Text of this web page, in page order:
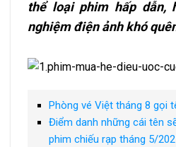
thể loại phim hấp dẫn,
nghiệm điện ảnh khó
Phòng vé Việt tháng 8 gọi
Điểm danh những cái tên
phim chiếu rạp tháng 5/